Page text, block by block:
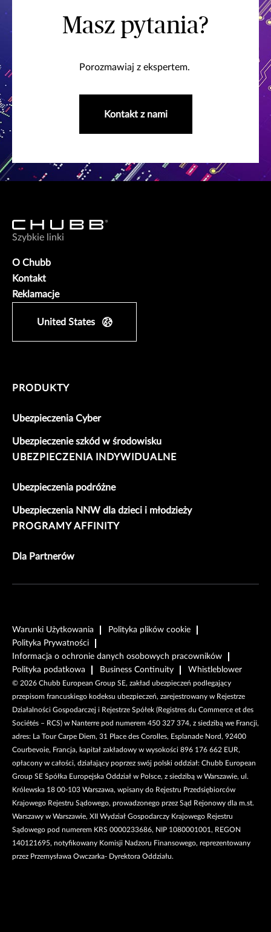
Masz pytania?
Porozmawiaj z ekspertem.
Kontakt z nami
Szybkie linki
O Chubb
Kontakt
Reklamacje
United States
PRODUKTY
Ubezpieczenia Cyber
Ubezpieczenie szkód w środowisku
UBEZPIECZENIA INDYWIDUALNE
Ubezpieczenia podróżne
Ubezpieczenia NNW dla dzieci i młodzieży
PROGRAMY AFFINITY
Dla Partnerów
Warunki Użytkowania
Polityka plików cookie
Polityka Prywatności
Informacja o ochronie danych osobowych pracowników
Polityka podatkowa
Business Continuity Whistleblower
© 2026 Chubb European Group SE, zakład ubezpieczeń podlegający
przepisom francuskiego kodeksu ubezpieczeń, zarejestrowany w Rejestrze
Działalności Gospodarczej i Rejestrze Spółek (Registres du Commerce et des
Sociétés – RCS) w Nanterre pod numerem 450 327 374, z siedzibą we Francji,
adres: La Tour Carpe Diem, 31 Place des Corolles, Esplanade Nord, 92400
Courbevoie, Francja, kapitał zakładowy w wysokości 896 176 662 EUR,
opłacony w całości, działający poprzez swój polski oddział: Chubb European
Group SE Spółka Europejska Oddział w Polsce, z siedzibą w Warszawie, ul.
Królewska 18 00-103 Warszawa, wpisany do Rejestru Przedsiębiorców
Krajowego Rejestru Sądowego, prowadzonego przez Sąd Rejonowy dla m.st.
Warszawy w Warszawie, XII Wydział Gospodarczy Krajowego Rejestru
Sądowego pod numerem KRS 0000233686, NIP 1080001001, REGON
140121695, notyfikowany Komisji Nadzoru Finansowego, reprezentowany
przez Przemysława Owczarka- Dyrektora Oddziału.